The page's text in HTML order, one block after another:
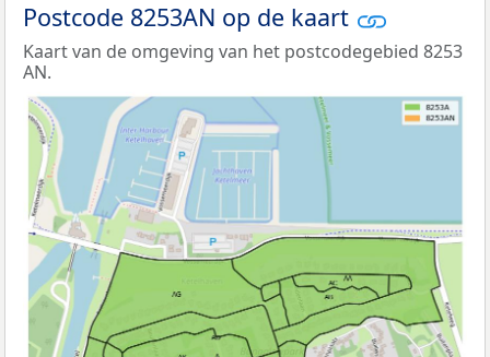
Postcode 8253AN op de kaart
Kaart van de omgeving van het postcodegebied 8253
AN.